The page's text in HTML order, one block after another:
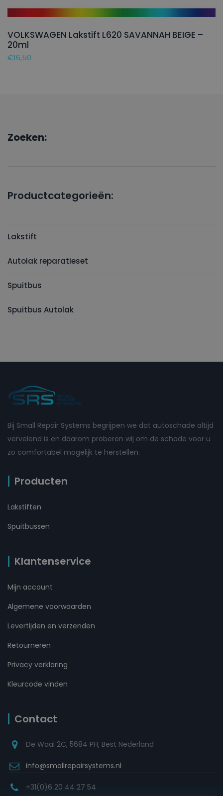
VOLKSWAGEN Lakstift L620 SAVANNAH BEIGE –
20ml
€16,50
Zoeken:
Productcategorieën:
Lakstift
Autolak reparatieset
Spuitbus
Spuitbus Autolak
Bij Small Repair Systems begrijpen we dat autoschade altijd
vervelend is en daarom proberen wij om de schade voor u
zo comfortabel mogelijk te herstellen.
Producten
Lakstiften
Spuitbussen
Klantenservice
Mijn account
Algemene voorwaarden
Levertijden en verzenden
Retourneren
Privacy verklaring
Kleurcode vinden
Contact
De Waal 2C, 5684 PH, Best Nederland
info@smallrepairsystems.nl
+31(0)6 20 44 27 54